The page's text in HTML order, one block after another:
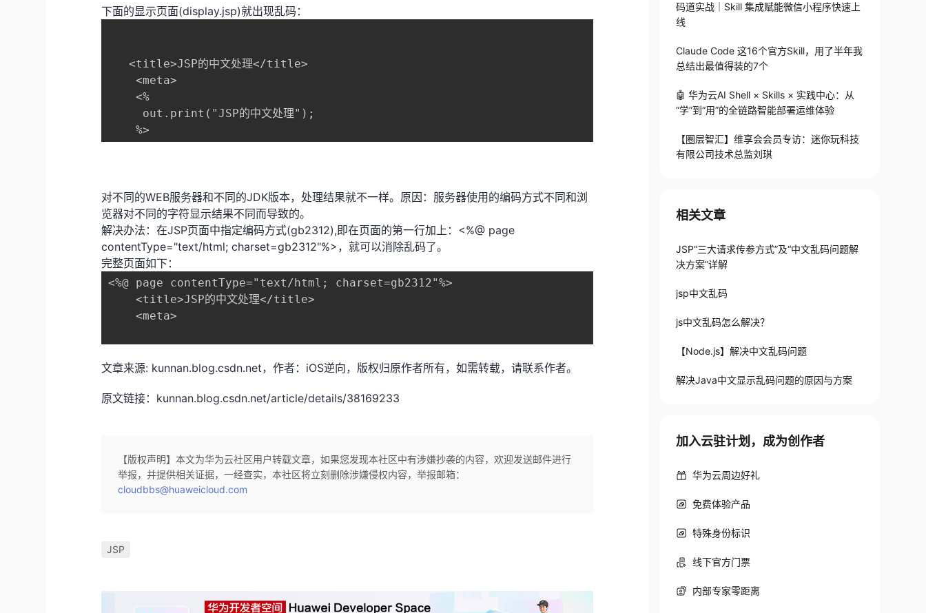
下面的显示页面(display.jsp)就出现乱码：
   <title>JSP的中文处理</title>
    <meta>
    <%
     out.print("JSP的中文处理");
对不同的WEB服务器和不同的JDK版本，处理结果就不一样。原因：服务器使用的编码方式不同和浏
览器对不同的字符显示结果不同而导致的。
解决办法：在JSP页面中指定编码方式(gb2312),即在页面的第一行加上：<%@ page
contentType="text/html; charset=gb2312"%>，就可以消除乱码了。
完整页面如下：
<%@ page contentType="text/html; charset=gb2312"%>
    <title>JSP的中文处理</title>
    <meta>
文章来源: kunnan.blog.csdn.net，作者：iOS逆向，版权归原作者所有，如需转载，请联系作者。
原文链接：kunnan.blog.csdn.net/article/details/38169233
【版权声明】本文为华为云社区用户转载文章，如果您发现本社区中有涉嫌抄袭的内容，欢迎发送邮件进行
举报，并提供相关证据，一经查实，本社区将立刻删除涉嫌侵权内容，举报邮箱：
cloudbbs@huaweicloud.com
JSP
码道实战｜Skill 集成赋能微信小程序快速上
线
Claude Code 这16个官方Skill，用了半年我
总结出最值得装的7个
🤖 华为云AI Shell × Skills × 实践中心：从
“学”到“用”的全链路智能部署运维体验
【圈层智汇】维享会会员专访：迷你玩科技
有限公司技术总监刘琪
相关文章
JSP“三大请求传参方式”及“中文乱码问题解
决方案”详解
jsp中文乱码
js中文乱码怎么解决？
【Node.js】解决中文乱码问题
解决Java中文显示乱码问题的原因与方案
加入云驻计划，成为创作者
华为云周边好礼
免费体验产品
特殊身份标识
线下官方门票
内部专家零距离